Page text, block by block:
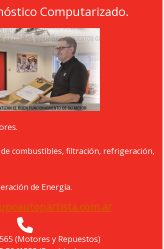
Computarizado.
combustibles, filtración, refrigeración,
de Energía.
(Motores y Repuestos)